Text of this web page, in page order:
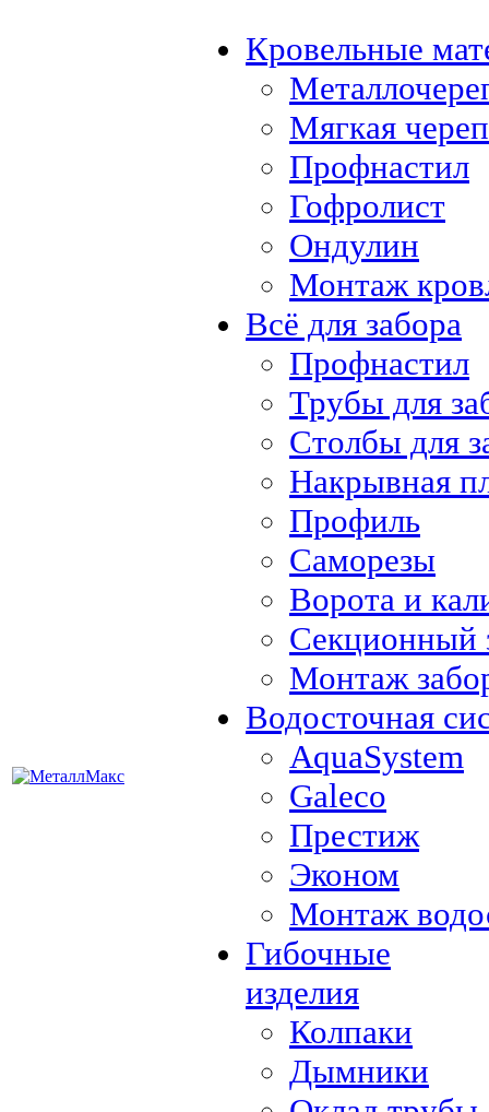
Кровельные
Мягкая
Профнастил
Гофролист
Ондулин
Монтаж
Всё для забора
Профнастил
Трубы для
Столбы для
Накрывная
Профиль
Саморезы
Ворота и
Секционный
Монтаж
Водосточная
AquaSystem
Galeco
Престиж
Эконом
Монтаж
Гибочные
изделия
Колпаки
Дымники